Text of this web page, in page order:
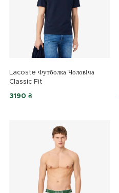
Lacoste Футболка Чоловіча
Classic Fit
3190 ₴